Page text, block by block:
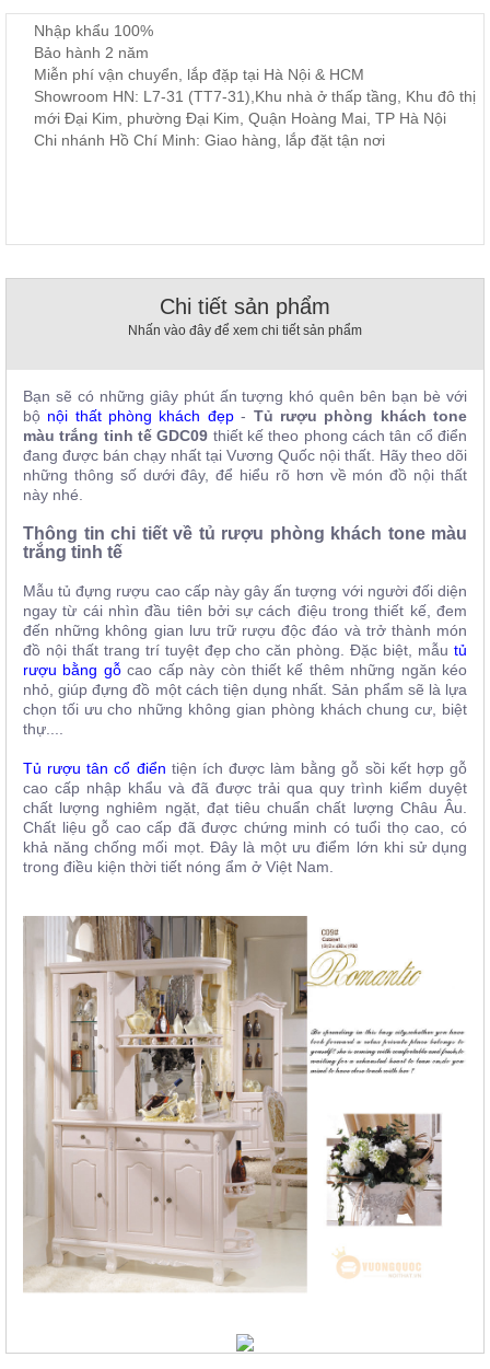
ban
Phụ
Kiện
Hàng
Thất
Hàng
Nhập khẩu 100%
Bảo hành 2 năm
Miễn phí vận chuyển, lắp đặp tại Hà Nội & HCM
Showroom HN: L7-31 (TT7-31),Khu nhà ở thấp tầng, Khu đô thị
mới Đại Kim, phường Đại Kim, Quận Hoàng Mai, TP Hà Nội
Chi nhánh Hồ Chí Minh: Giao hàng, lắp đặt tận nơi
Chi tiết sản phẩm
Nhấn vào đây để xem chi tiết sản phẩm
Bạn sẽ có những giây phút ấn tượng khó quên bên bạn bè với
bộ nội thất phòng khách đẹp - Tủ rượu phòng khách tone
màu trắng tinh tế GDC09 thiết kế theo phong cách tân cổ điển
đang được bán chạy nhất tại Vương Quốc nội thất. Hãy theo dõi
những thông số dưới đây, để hiểu rõ hơn về món đồ nội thất
này nhé.
Thông tin chi tiết về tủ rượu phòng khách tone màu
trắng tinh tế
Mẫu tủ đựng rượu cao cấp này gây ấn tượng với người đối diện
ngay từ cái nhìn đầu tiên bởi sự cách điệu trong thiết kế, đem
đến những không gian lưu trữ rượu độc đáo và trở thành món
đồ nội thất trang trí tuyệt đẹp cho căn phòng. Đặc biệt, mẫu tủ
rượu bằng gỗcao cấp này còn thiết kế thêm những ngăn kéo
nhỏ, giúp đựng đồ một cách tiện dụng nhất. Sản phẩm sẽ là lựa
chọn tối ưu cho những không gian phòng khách chung cư, biệt
thự....
Tủ rượu tân cổ điển tiện ích được làm bằng gỗ sồi kết hợp gỗ
cao cấp nhập khẩu và đã được trải qua quy trình kiểm duyệt
chất lượng nghiêm ngặt, đạt tiêu chuẩn chất lượng Châu Âu.
Chất liệu gỗ cao cấp đã được chứng minh có tuổi thọ cao, có
khả năng chống mối mọt. Đây là một ưu điểm lớn khi sử dụng
trong điều kiện thời tiết nóng ẩm ở Việt Nam.